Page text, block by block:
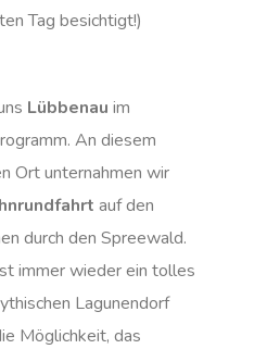
Tag besichtigt!)
Lübbenau im
An diesem
Ort unternahmen wir
auf den
durch den Spreewald.
immer wieder ein tolles
Lagunendorf
Möglichkeit, das